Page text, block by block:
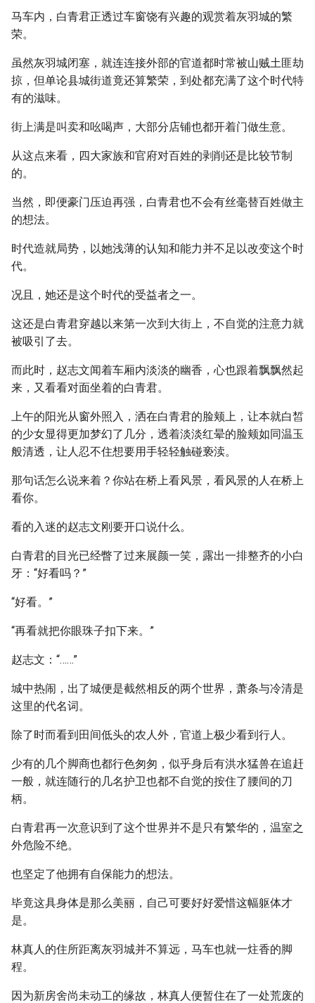
马车内，白青君正透过车窗饶有兴趣的观赏着灰羽城的繁
荣。
虽然灰羽城闭塞，就连连接外部的官道都时常被山贼土匪劫
掠，但单论县城街道竟还算繁荣，到处都充满了这个时代特
有的滋味。
街上满是叫卖和吆喝声，大部分店铺也都开着门做生意。
从这点来看，四大家族和官府对百姓的剥削还是比较节制
的。
当然，即便豪门压迫再强，白青君也不会有丝毫替百姓做主
的想法。
时代造就局势，以她浅薄的认知和能力并不足以改变这个时
代。
况且，她还是这个时代的受益者之一。
这还是白青君穿越以来第一次到大街上，不自觉的注意力就
被吸引了去。
而此时，赵志文闻着车厢内淡淡的幽香，心也跟着飘飘然起
来，又看看对面坐着的白青君。
上午的阳光从窗外照入，洒在白青君的脸颊上，让本就白皙
的少女显得更加梦幻了几分，透着淡淡红晕的脸颊如同温玉
般清透，让人忍不住想要用手轻轻触碰亵渎。
那句话怎么说来着？你站在桥上看风景，看风景的人在桥上
看你。
看的入迷的赵志文刚要开口说什么。
白青君的目光已经瞥了过来展颜一笑，露出一排整齐的小白
牙：“好看吗？”
“好看。”
“再看就把你眼珠子扣下来。”
赵志文：“……”
城中热闹，出了城便是截然相反的两个世界，萧条与冷清是
这里的代名词。
除了时而看到田间低头的农人外，官道上极少看到行人。
少有的几个脚商也都行色匆匆，似乎身后有洪水猛兽在追赶
一般，就连随行的几名护卫也都不自觉的按住了腰间的刀
柄。
白青君再一次意识到了这个世界并不是只有繁华的，温室之
外危险不绝。
也坚定了他拥有自保能力的想法。
毕竟这具身体是那么美丽，自己可要好好爱惜这幅躯体才
是。
林真人的住所距离灰羽城并不算远，马车也就一炷香的脚
程。
因为新房舍尚未动工的缘故，林真人便暂住在了一处荒废的